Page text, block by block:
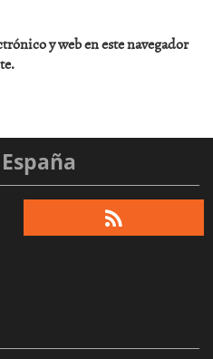
y web en este navegador
España